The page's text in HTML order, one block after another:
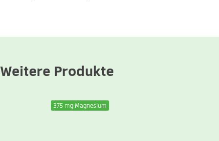
Weitere Produkte
375 mg Magnesium